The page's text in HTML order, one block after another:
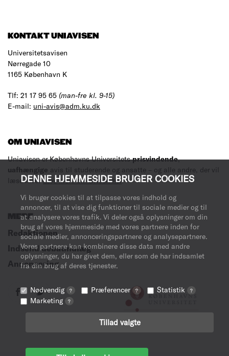
DENNE HJEMMESIDE BRUGER COOKIES
Vi bruger cookies til at tilpasse vores indhold og
annoncer, til at vise dig funktioner til sociale medier og til
at analysere vores trafik. Vi deler også oplysninger om din
brug af vores hjemmeside med vores partnere inden for
sociale medier, annonceringspartnere og analysepartnere.
Vores partnere kan kombinere disse data med andre
oplysninger, du har givet dem, eller som de har indsamlet
fra din brug af deres tjenester.
Nødvendig ? Præferencer ? Statistik ?
Marketing ?
Tillad valgte
KONTAKT UNIAVISEN
Universitetsavisen
Nørregade 10
1165 København K
Tlf: 21 17 95 65 (man-fre kl. 9-15)
E-mail: uni-avis@adm.ku.dk
OM UNIAVISEN
Uniavisen er Københavns Universitetsprisvindende,
uafhængige avis til studerende og ansatte – og alle andre, der vil
læse med.Læs mere om avisen her.
MERE
Redaktionen
Indsend debatindlæg
Annoncering